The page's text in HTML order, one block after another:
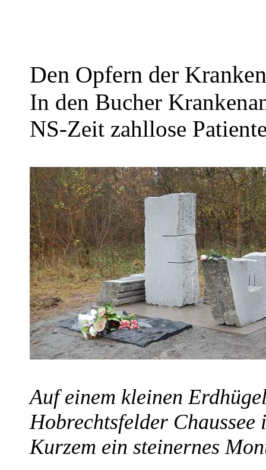
Den Opfern der
In den Bucher
NS-Zeit zahllose
Auf einem kleinen
Hobrechtsfelder
Kurzem ein steinernes